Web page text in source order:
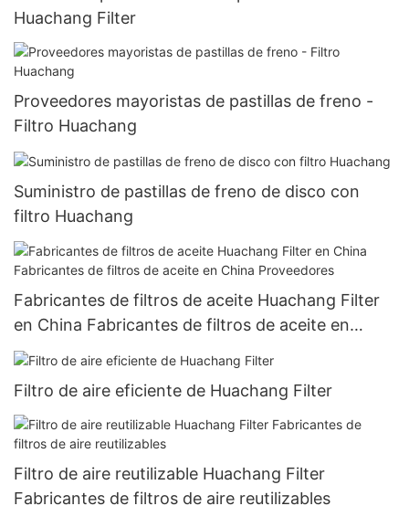
Huachang Filter
Proveedores mayoristas de pastillas de freno -
Filtro Huachang
Suministro de pastillas de freno de disco con
filtro Huachang
Fabricantes de filtros de aceite Huachang Filter
en China Fabricantes de filtros de aceite en
China Proveedores
Filtro de aire eficiente de Huachang Filter
Filtro de aire reutilizable Huachang Filter
Fabricantes de filtros de aire reutilizables